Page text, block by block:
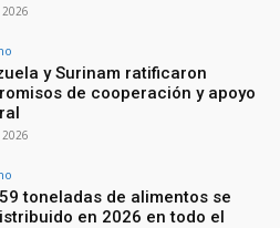
2026
y Surinam ratificaron
de cooperación y apoyo
2026
toneladas de alimentos se
en 2026 en todo el